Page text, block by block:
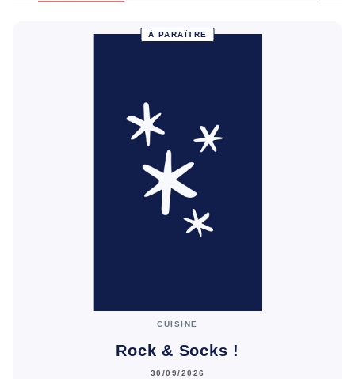
À PARAÎTRE
CUISINE
Rock & Socks !
30/09/2026